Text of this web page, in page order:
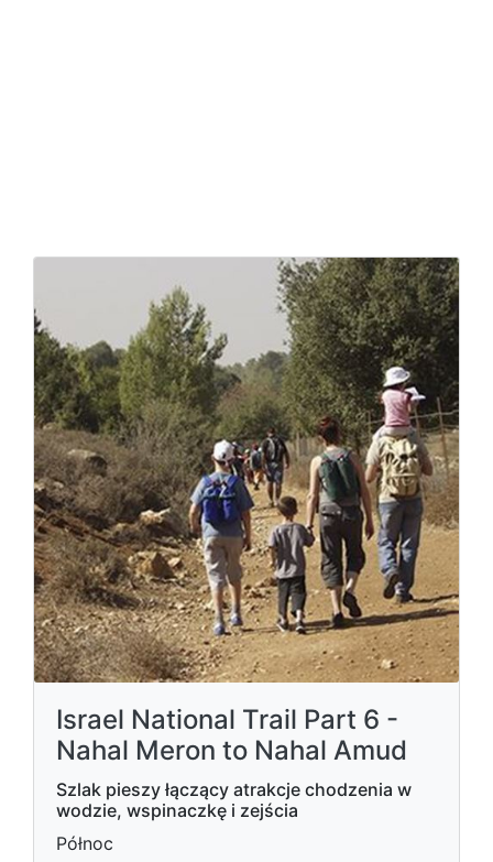
Israel National Trail Part 6 -
Nahal Meron to Nahal Amud
Szlak pieszy łączący atrakcje chodzenia w
wodzie, wspinaczkę i zejścia
Północ